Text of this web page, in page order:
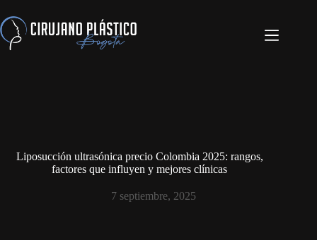
Liposucción ultrasónica precio Colombia 2025: rangos,
factores que influyen y mejores clínicas
7 septiembre, 2025